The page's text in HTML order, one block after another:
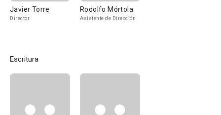
Javier Torre
Director
Rodolfo Mórtola
Asistente de Dirección
Escritura